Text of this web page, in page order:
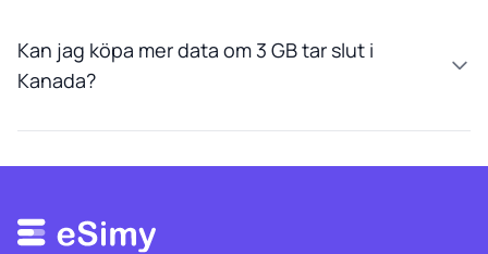
Kan jag köpa mer data om 3 GB tar slut i
Kanada?